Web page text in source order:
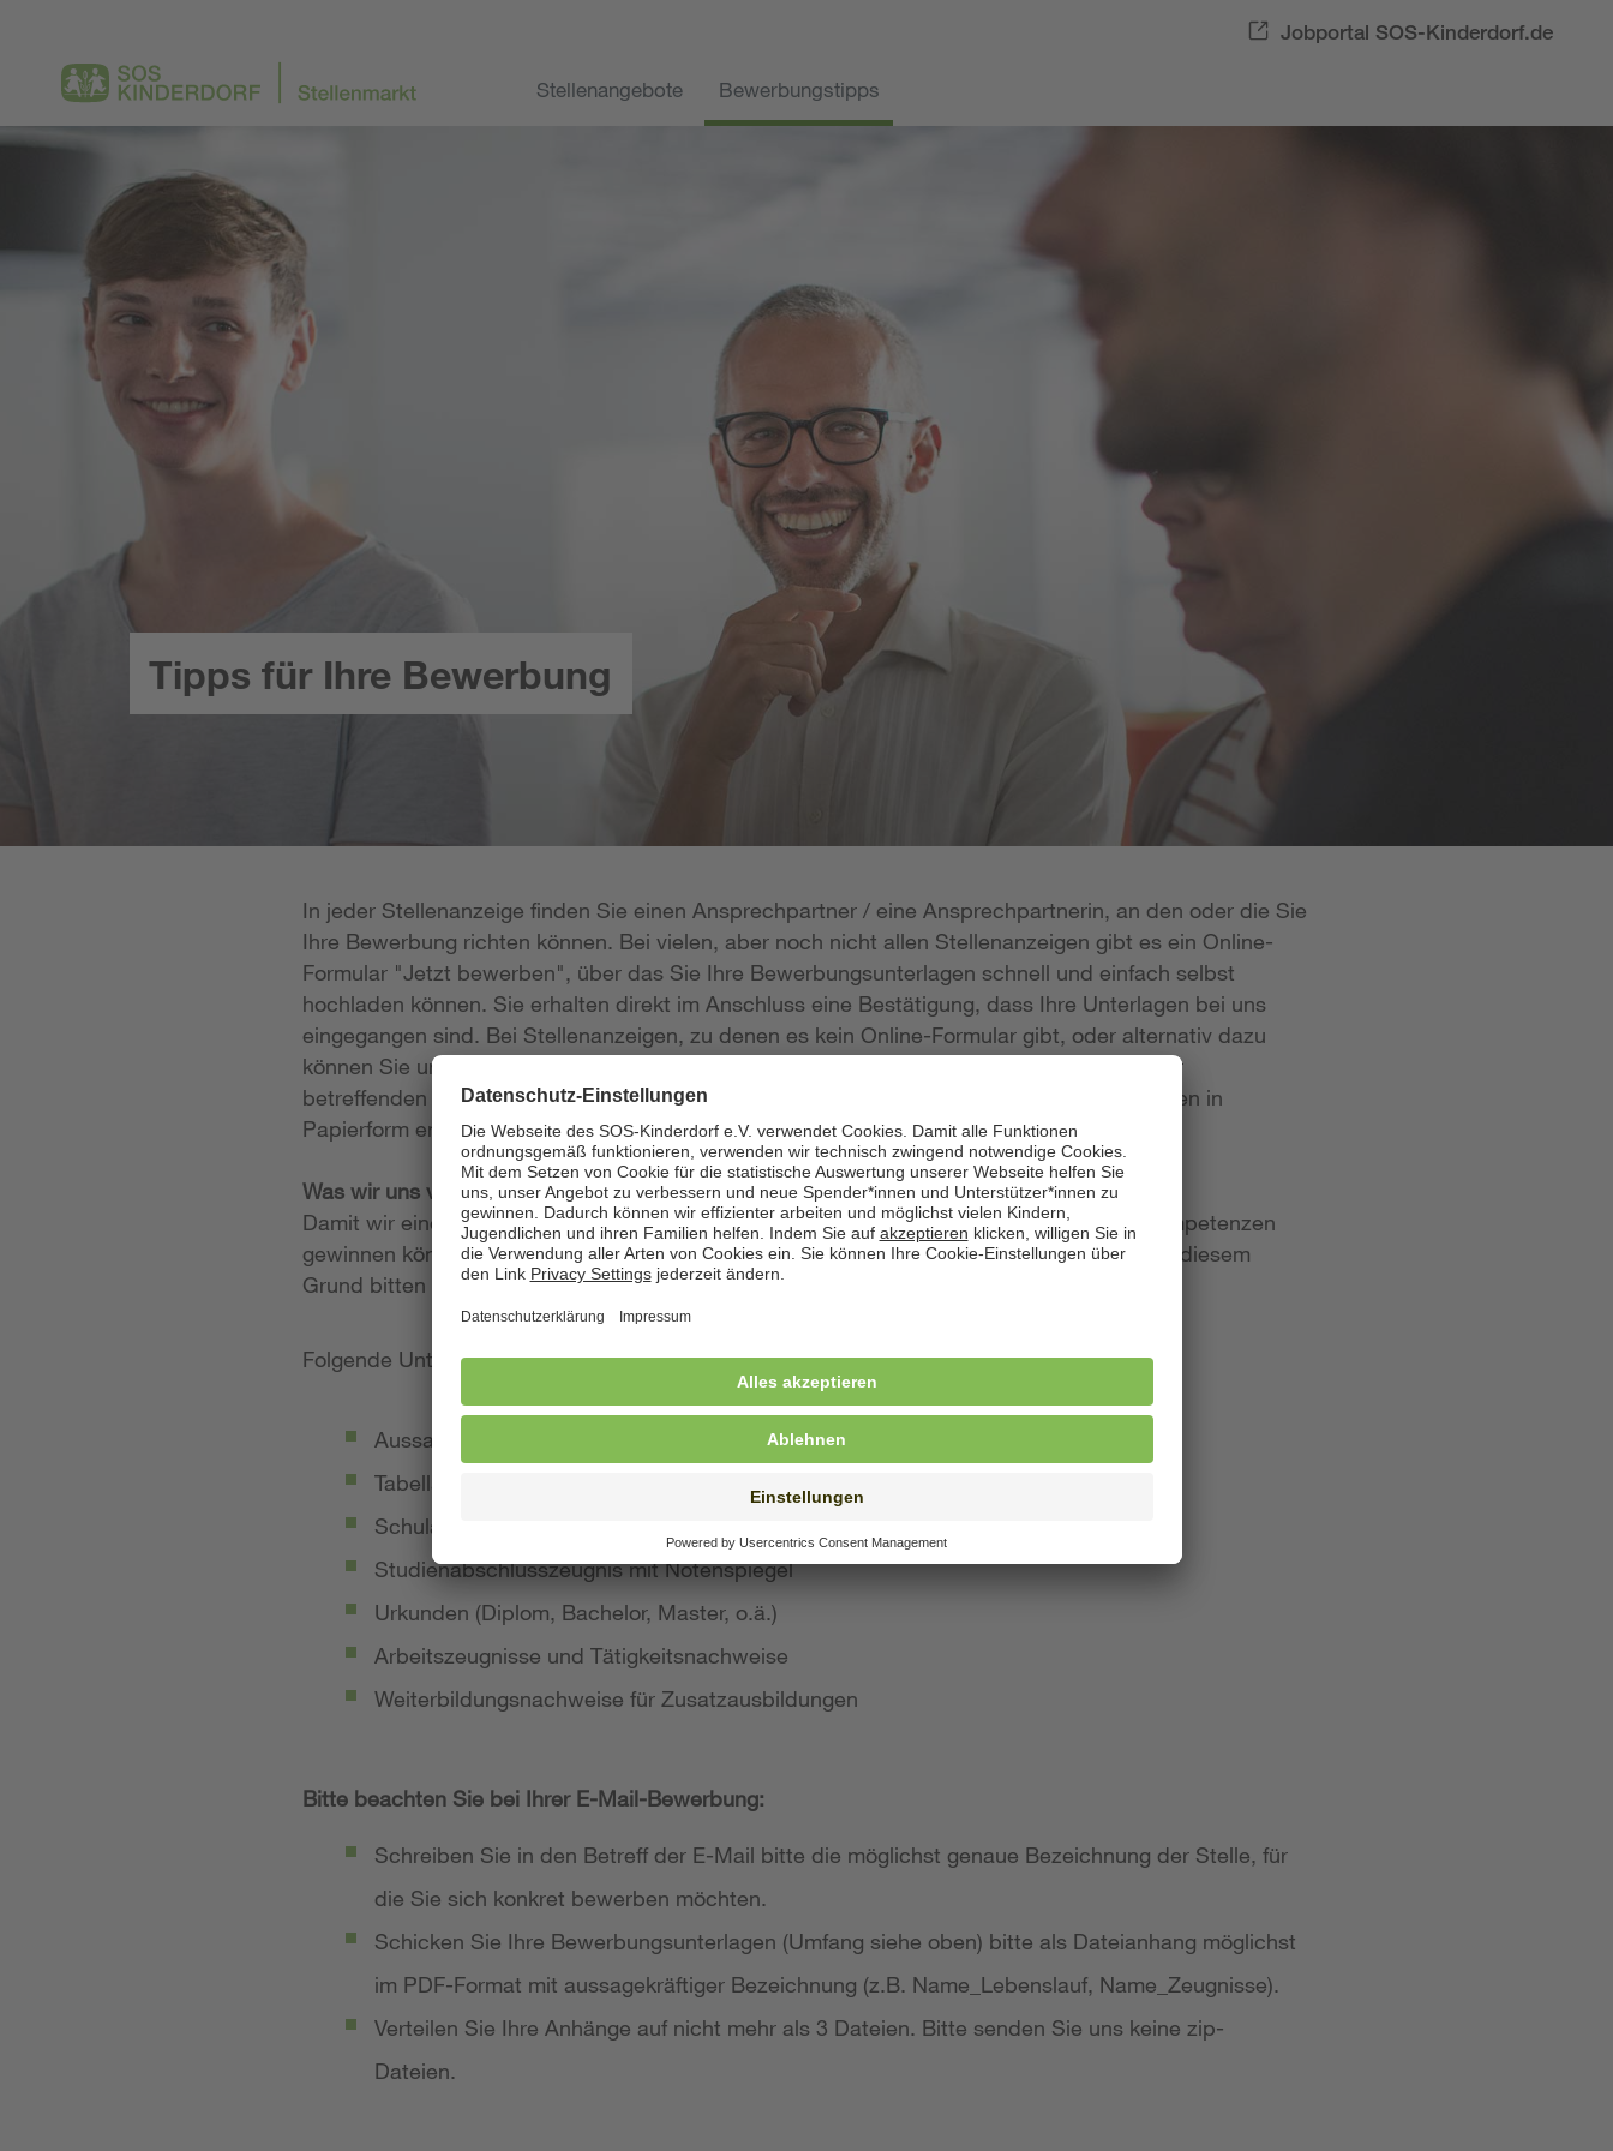
Jobportal SOS-Kinderdorf.de
Stellenangebote Bewerbungstipps
Tipps für Ihre Bewerbung
In jeder Stellenanzeige finden Sie einen Ansprechpartner / eine Ansprechpartnerin, an den oder die Sie
Ihre Bewerbung richten können. Bei vielen, aber noch nicht allen Stellenanzeigen gibt es ein Online-
Formular "Jetzt bewerben", über das Sie Ihre Bewerbungsunterlagen schnell und einfach selbst
hochladen können. Sie erhalten direkt im Anschluss eine Bestätigung, dass Ihre Unterlagen bei uns
eingegangen sind. Bei Stellenanzeigen, zu denen es kein Online-Formular gibt, oder alternativ dazu
können Sie uns Ihre Unterlagen per E-Mail zukommen lassen; die E-Mail-Adresse ist in der
betreffenden Stellenanzeige angegeben. Natürlich nehmen wir weiterhin auch Bewerbungen in
Papierform entgegen.
Was wir uns von Ihrer Bewerbung wünschen
Damit wir einen möglichst konkreten Eindruck von Ihrer Person, Ihren Fähigkeiten und Kompetenzen
gewinnen können, legen wir großen Wert auf aussagekräftige Bewerbungsunterlagen. Aus diesem
Grund bitten wir Sie, von Kurzbewerbungen abzusehen.
Folgende Unterlagen sollte Ihre Bewerbung umfassen:
Aussagekräftiges Anschreiben
Tabellarischer Lebenslauf mit qualifikationsrelevanten Inhalten
Schulabschluss- und Ausbildungszeugnisse mit Notenspiegel
Studienabschlusszeugnis mit Notenspiegel
Urkunden (Diplom, Bachelor, Master, o.ä.)
Arbeitszeugnisse und Tätigkeitsnachweise
Weiterbildungsnachweise für Zusatzausbildungen
Bitte beachten Sie bei Ihrer E-Mail-Bewerbung:
Schreiben Sie in den Betreff der E-Mail bitte die möglichst genaue Bezeichnung der Stelle, für
die Sie sich konkret bewerben möchten.
Schicken Sie Ihre Bewerbungsunterlagen (Umfang siehe oben) bitte als Dateianhang möglichst
im PDF-Format mit aussagekräftiger Bezeichnung (z.B. Name_Lebenslauf, Name_Zeugnisse).
Verteilen Sie Ihre Anhänge auf nicht mehr als 3 Dateien. Bitte senden Sie uns keine zip-
Dateien.